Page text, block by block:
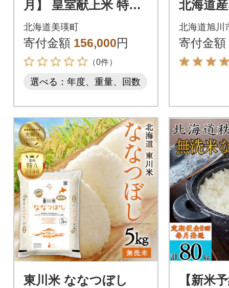
月】 皇室献上米 特A
ななつぼし 【先行予
約 令和8年産】 お米
北海道美瑛町
寄付金額 156,000円
（0件）
選べる：年度、重量、回数
北海道
kg×3 こ
00405
北海道旭川
寄付金額
東川米 ななつぼし
【新米